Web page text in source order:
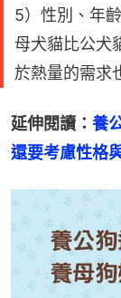
5）性別、年齡
母犬貓比公犬
於熱量的需求
延伸閱讀： 養
還要考慮性格